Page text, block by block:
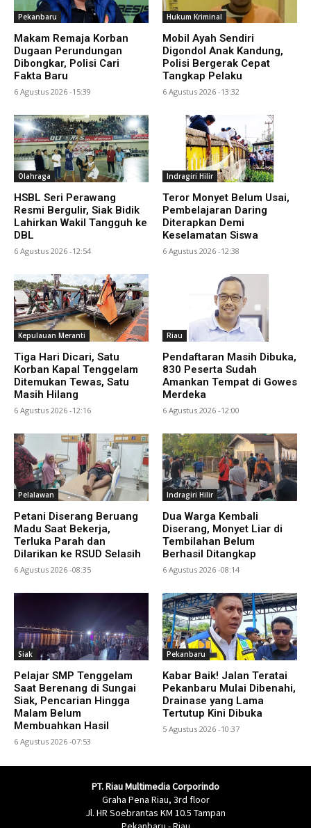
Pekanbaru
Makam Remaja Korban
Dugaan Perundungan
Dibongkar, Polisi Cari
Fakta Baru
6 Agustus 2026 -15:39
Hukum Kriminal
Mobil Ayah Sendiri
Digondol Anak Kandung,
Polisi Bergerak Cepat
Tangkap Pelaku
6 Agustus 2026 -13:32
Olahraga
HSBL Seri Perawang
Resmi Bergulir, Siak Bidik
Lahirkan Wakil Tangguh ke
DBL
6 Agustus 2026 -12:54
Indragiri Hilir
Teror Monyet Belum Usai,
Pembelajaran Daring
Diterapkan Demi
Keselamatan Siswa
6 Agustus 2026 -12:38
Kepulauan Meranti
Tiga Hari Dicari, Satu
Korban Kapal Tenggelam
Ditemukan Tewas, Satu
Masih Hilang
6 Agustus 2026 -12:16
Riau
Pendaftaran Masih Dibuka,
830 Peserta Sudah
Amankan Tempat di Gowes
Merdeka
6 Agustus 2026 -12:00
Pelalawan
Petani Diserang Beruang
Madu Saat Bekerja,
Terluka Parah dan
Dilarikan ke RSUD Selasih
6 Agustus 2026 -08:35
Indragiri Hilir
Dua Warga Kembali
Diserang, Monyet Liar di
Tembilahan Belum
Berhasil Ditangkap
6 Agustus 2026 -08:14
Siak
Pelajar SMP Tenggelam
Saat Berenang di Sungai
Siak, Pencarian Hingga
Malam Belum
Membuahkan Hasil
6 Agustus 2026 -07:53
Pekanbaru
Kabar Baik! Jalan Teratai
Pekanbaru Mulai Dibenahi,
Drainase yang Lama
Tertutup Kini Dibuka
5 Agustus 2026 -10:37
PT. Riau Multimedia Corporindo
Graha Pena Riau, 3rd floor
Jl. HR Soebrantas KM 10.5 Tampan